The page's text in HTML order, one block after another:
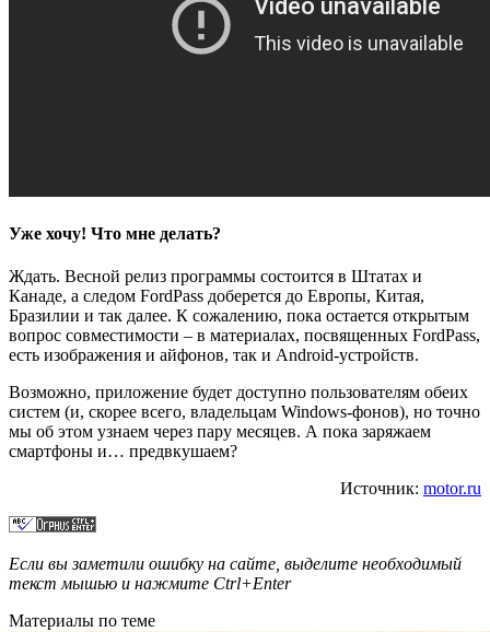
Уже хочу! Что мне делать?
Ждать. Весной релиз программы состоится в Штатах и
Канаде, а следом FordPass доберется до Европы, Китая,
Бразилии и так далее. К сожалению, пока остается открытым
вопрос совместимости – в материалах, посвященных FordPass,
есть изображения и айфонов, так и Android-устройств.
Возможно, приложение будет доступно пользователям обеих
систем (и, скорее всего, владельцам Windows-фонов), но точно
мы об этом узнаем через пару месяцев. А пока заряжаем
смартфоны и… предвкушаем?
Источник: motor.ru
Если вы заметили ошибку на сайте, выделите необходимый
текст мышью и нажмите Ctrl+Enter
Материалы по теме